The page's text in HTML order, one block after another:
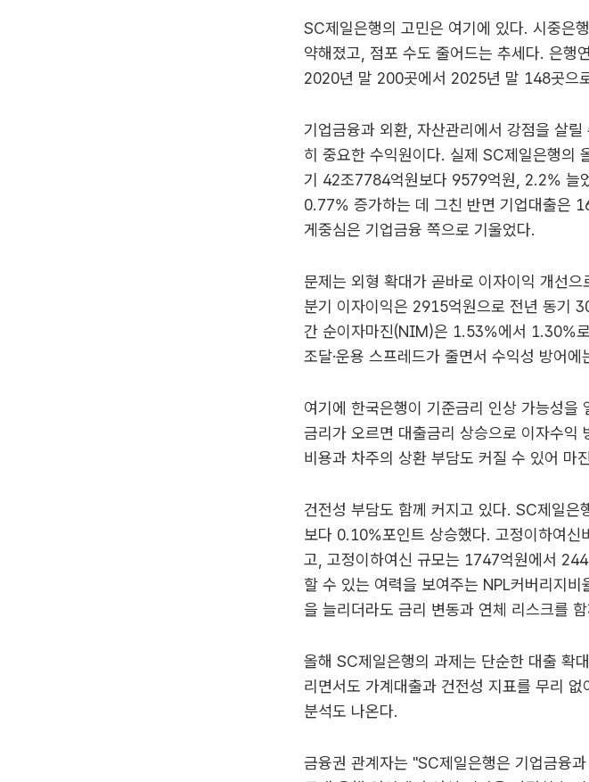
SC제일은행의 고민은 여기에 있다. 시중은
약해졌고, 점포 수도 줄어드는 추세다. 은행
2020년 말 200곳에서 2025년 말 148곳으
기업금융과 외환, 자산관리에서 강점을 살
히 중요한 수익원이다. 실제 SC제일은행의
기 42조7784억원보다 9579억원, 2.2% 늘
0.77% 증가하는 데 그친 반면 기업대출은
게중심은 기업금융 쪽으로 기울었다.
문제는 외형 확대가 곧바로 이자이익 개선
분기 이자이익은 2915억원으로 전년 동기
간 순이자마진(NIM)은 1.53%에서 1.30%
조달·운용 스프레드가 줄면서 수익성 방어
여기에 한국은행이 기준금리 인상 가능성을
금리가 오르면 대출금리 상승으로 이자수
비용과 차주의 상환 부담도 커질 수 있어 마
건전성 부담도 함께 커지고 있다. SC제일
보다 0.10%포인트 상승했다. 고정이하여
고, 고정이하여신 규모는 1747억원에서
할 수 있는 여력을 보여주는 NPL커버리지
을 늘리더라도 금리 변동과 연체 리스크를
올해 SC제일은행의 과제는 단순한 대출 확
리면서도 가계대출과 건전성 지표를 무리
분석도 나온다.
금융권 관계자는 "SC제일은행은 기업금융